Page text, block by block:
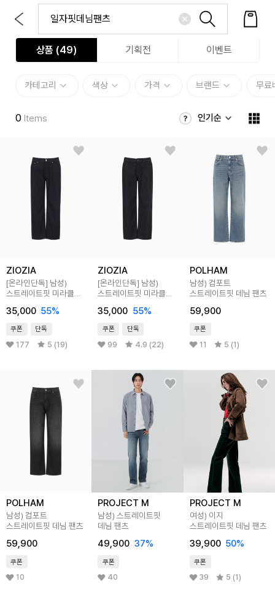
상품 (49) 기획전 이벤트
카테고리 색상 가격 브랜드 무료
0 Items 인기순
ZIOZIA
[온라인단독] 남성)
스트레이트핏 미라클
35,000 55%
쿠폰 단독
177 5 (19)
ZIOZIA
[온라인단독] 남성)
스트레이트핏 미라클
35,000 55%
쿠폰 단독
99 4.9 (22)
POLHAM
남성) 컴포트
스트레이트핏 데님 팬츠
59,900
쿠폰
11 5 (1)
POLHAM
남성) 컴포트
스트레이트핏 데님 팬츠
59,900
쿠폰
10
PROJECT M
남성) 스트레이트핏
데님 팬츠
49,900 37%
쿠폰
40
PROJECT M
여성) 이지
스트레이트핏 데님 팬츠
39,900 50%
쿠폰
39 5 (1)